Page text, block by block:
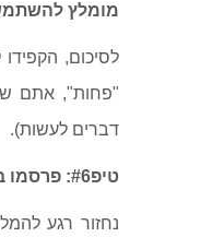
מומלץ
לסיכום,
"פחות", אתם
דברים לעשות).
טיפ#6: פרסמו בלוג חדש לפחות פעם בשבוע, הכי טוב פעמיים-שלוש בשבוע